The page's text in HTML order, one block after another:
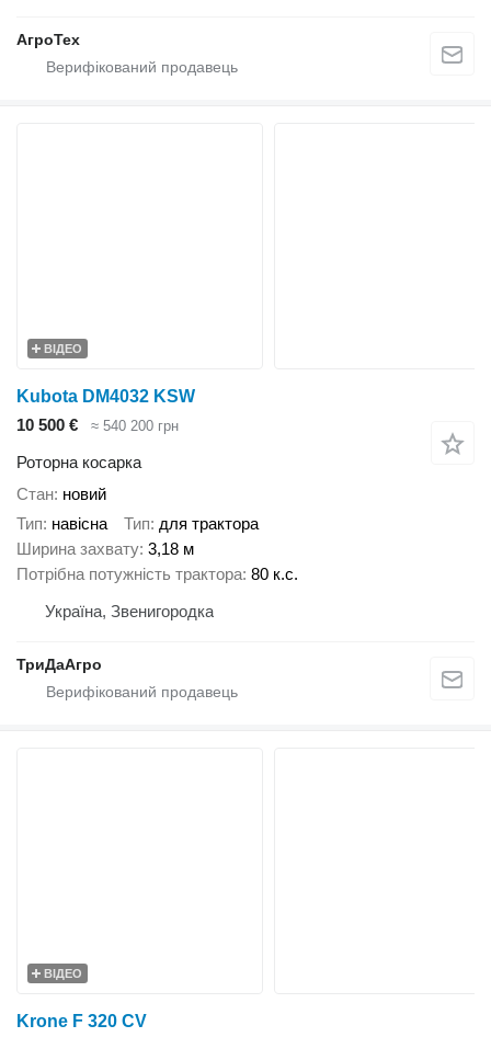
АгроТех
ВІДЕО
Kubota DM4032 KSW
10 500 €
≈ 540 200 грн
Роторна косарка
Стан новий
Тип навісна Тип для трактора
Ширина захвату 3,18 м
Потрібна потужність трактора 80 к.с.
Україна, Звенигородка
ТриДаАгро
ВІДЕО
Krone F 320 CV